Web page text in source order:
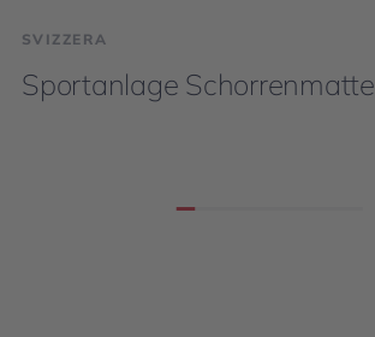
SVIZZERA
Sportanlage Schorrenmatte